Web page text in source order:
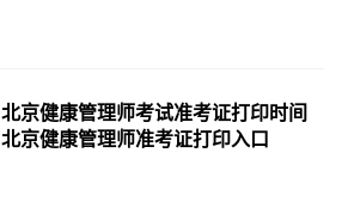
北京健康管理师考试准考证打印时间
北京健康管理师准考证打印入口